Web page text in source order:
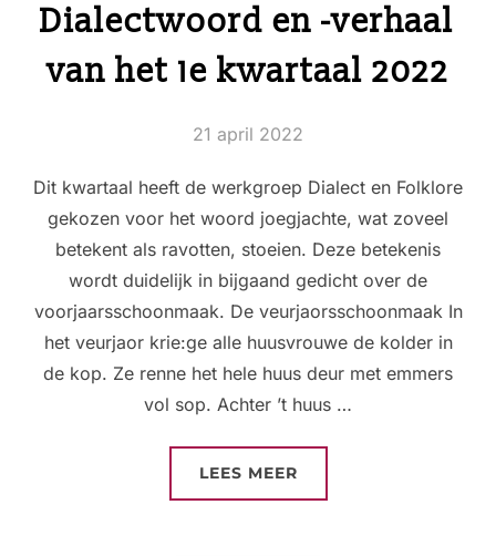
Dialectwoord en -verhaal
van het 1e kwartaal 2022
Geplaatst
21 april 2022
Dit kwartaal heeft de werkgroep Dialect en Folklore
gekozen voor het woord joegjachte, wat zoveel
betekent als ravotten, stoeien. Deze betekenis
wordt duidelijk in bijgaand gedicht over de
voorjaarsschoonmaak. De veurjaorsschoonmaak In
het veurjaor krie:ge alle huusvrouwe de kolder in
de kop. Ze renne het hele huus deur met emmers
vol sop. Achter ’t huus …
LEES MEER“DIALECTWOORD EN